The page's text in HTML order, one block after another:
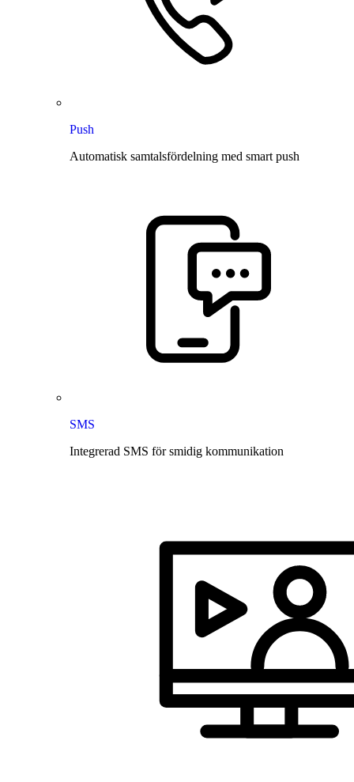
Push
Automatisk samtalsfördelning med smart push
SMS
Integrerad SMS för smidig kommunikation